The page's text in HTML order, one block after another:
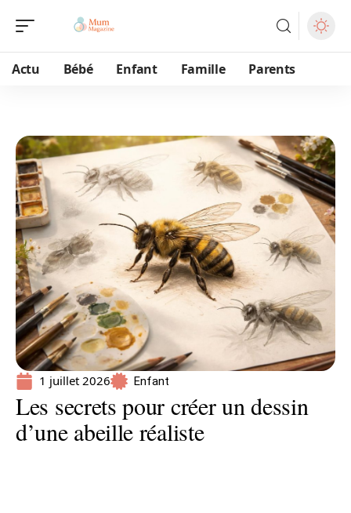
Actu Bébé Enfant Famille Parents
1 juillet 2026 Enfant
Les secrets pour créer un dessin
d’une abeille réaliste